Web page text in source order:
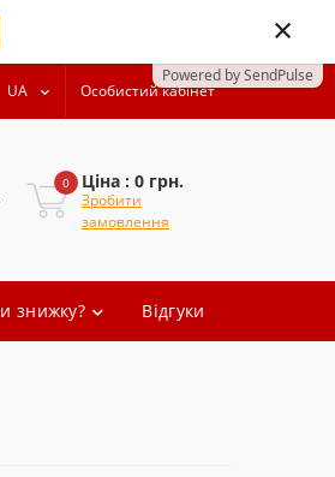
Powered by SendPulse
×
UA Особистий кабінет
0 Ціна : 0 грн.
Зробити
замовлення
знижку? Відгуки